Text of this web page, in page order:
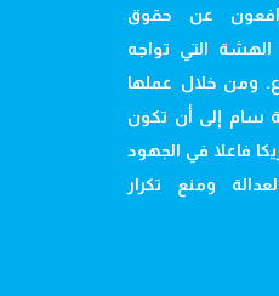
عن حقوق
الهشة التي تواجه
ومن خلال عملها
سام إلى أن تكون
فاعلا في الجهود
ومنع تكرار